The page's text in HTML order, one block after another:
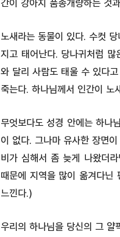
간이 강아지 품종개량하는 것
노새라는 동물이 있다. 수컷
지고 태어난다. 당나귀처럼
와 달리 사람도 태울 수 있다
죽는다. 하나님께서 인간이 노
무엇보다도 성경 안에는 하나
이 없다. 그나마 유사한 장면
비가 심해서 좀 늦게 나왔더
때문에 지역을 많이 옮겨다닌
느낀다.)
우리의 하나님을 당신의 그